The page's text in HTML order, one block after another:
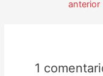
anterior
1